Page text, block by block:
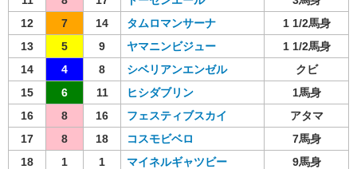
12
7 14 タムロマンサーナ
1 1/2馬身
13
5 9 ヤマニンビジュー
1 1/2馬身
14
4 8 シベリアンエンゼル
クビ
15
6 11 ヒシダブリン
1馬身
16
8 16 フェスティブスカイ
アタマ
17
8 18 コスモビベロ
7馬身
18
1 1 マイネルギャツビー 9馬身